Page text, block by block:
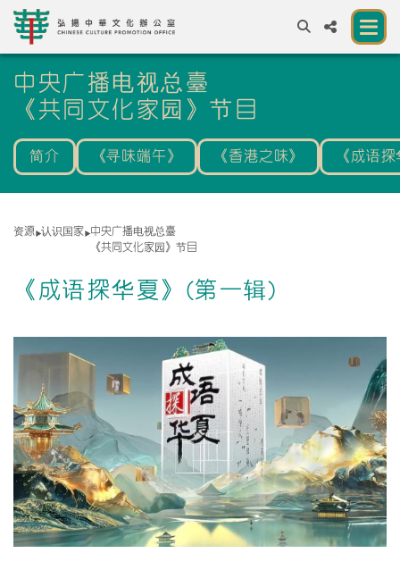
EN繁簡
一所让公众体验中华文化的新场馆
联络我们
中央广播电视总臺
《共同文化家园》节目
简介 《寻味端午》 《香港之味》 《成语
资源 认识国家
中央广播电视总臺
《共同文化家园》节目
《成语探华夏》(第一辑)